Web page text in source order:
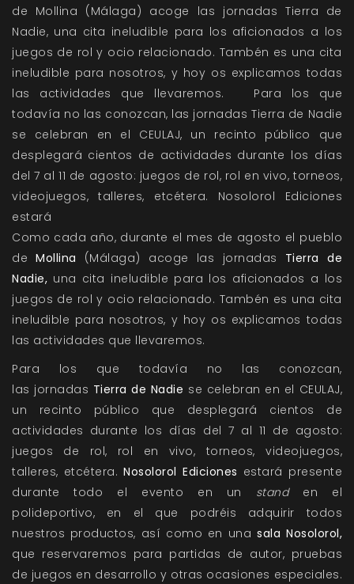
de Mollina (Málaga) acoge las jornadas Tierra de
Nadie, una cita ineludible para los aficionados a los
juegos de rol y ocio relacionado. Tambén es una cita
ineludible para nosotros, y hoy os explicamos todas
las actividades que llevaremos. Para los que
todavía no las conozcan, las jornadas Tierra de Nadie
se celebran en el CEULAJ, un recinto público que
desplegará cientos de actividades durante los días
del 7 al 11 de agosto: juegos de rol, rol en vivo, torneos,
videojuegos, talleres, etcétera. Nosolorol Ediciones
estará
Como cada año, durante el mes de agosto el pueblo
deMollina (Málaga) acoge las jornadas Tierra de
Nadie, una cita ineludible para los aficionados a los
juegos de rol y ocio relacionado. Tambén es una cita
ineludible para nosotros, y hoy os explicamos todas
las actividades que llevaremos.
Para los que todavía no las conozcan,
las jornadas Tierra de Nadie se celebran en el CEULAJ,
un recinto público que desplegará cientos de
actividades durante los días del 7 al 11 de agosto:
juegos de rol, rol en vivo, torneos, videojuegos,
talleres, etcétera.Nosolorol Ediciones estará presente
durante todo el evento en un stand en el
polideportivo, en el que podréis adquirir todos
nuestros productos, así como en unasala Nosolorol,
que reservaremos para partidas de autor, pruebas
de juegos en desarrollo y otras ocasiones especiales.